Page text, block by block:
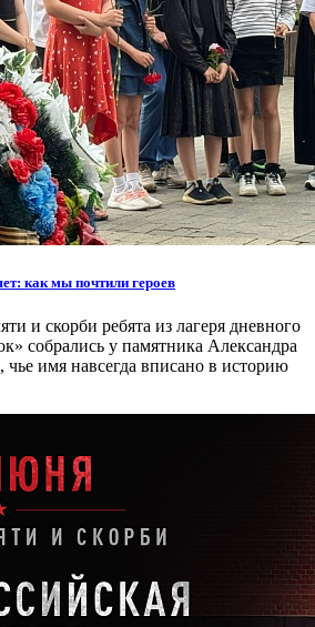
как мы почтили героев
и скорби ребята из лагеря дневного
собрались у памятника Александра
имя навсегда вписано в историю